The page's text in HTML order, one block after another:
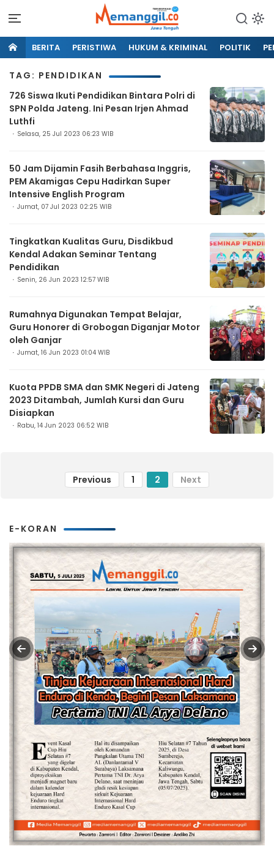
BERITA PERISTIWA HUKUM & KRIMINAL POLITIK
TAG: PENDIDIKAN
726 Siswa Ikuti Pendidikan Bintara Polri di
SPN Polda Jateng. Ini Pesan Irjen Ahmad
Luthfi
Selasa, 25 Jul 2023 06:23 WIB
50 Jam Dijamin Fasih Berbahasa Inggris,
PEM Akamigas Cepu Hadirkan Super
Intensive English Program
Jumat, 07 Jul 2023 02:25 WIB
Tingkatkan Kualitas Guru, Disdikbud
Kendal Adakan Seminar Tentang
Pendidikan
Senin, 26 Jun 2023 12:57 WIB
Rumahnya Digunakan Tempat Belajar,
Guru Honorer di Grobogan Diganjar Motor
oleh Ganjar
Jumat, 16 Jun 2023 01:04 WIB
Kuota PPDB SMA dan SMK Negeri di Jateng
2023 Ditambah, Jumlah Kursi dan Guru
Disiapkan
Rabu, 14 Jun 2023 06:52 WIB
Previous 1 2 Next
E-KORAN